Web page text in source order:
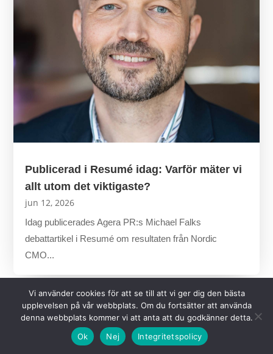
Publicerad i Resumé idag: Varför mäter vi
allt utom det viktigaste?
jun 12, 2026
Idag publicerades Agera PR:s Michael Falks
debattartikel i Resumé om resultaten från Nordic
CMO...
Vi använder cookies för att se till att vi ger dig den bästa
upplevelsen på vår webbplats. Om du fortsätter att använda
denna webbplats kommer vi att anta att du godkänner detta.
Ok
Nej Integritetspolicy